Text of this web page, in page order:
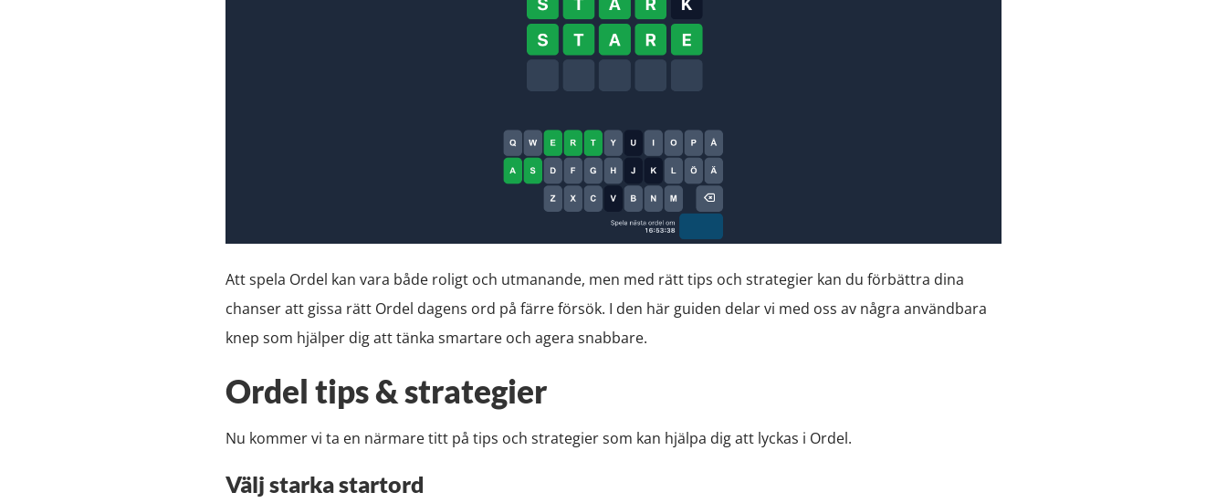
Att spela Ordel kan vara både roligt och utmanande, men med rätt tips och strategier kan du förbättra dina
chanser att gissa rätt Ordel dagens ord på färre försök. I den här guiden delar vi med oss av några användbara
knep som hjälper dig att tänka smartare och agera snabbare.
Ordel tips & strategier
Nu kommer vi ta en närmare titt på tips och strategier som kan hjälpa dig att lyckas i Ordel.
Välj starka startord